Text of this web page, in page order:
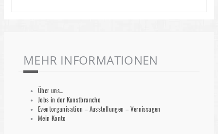
MEHR INFORMATIONEN
Über uns…
Jobs in der Kunstbranche
Eventorganisation – Ausstellungen – Vernissagen
Mein Konto